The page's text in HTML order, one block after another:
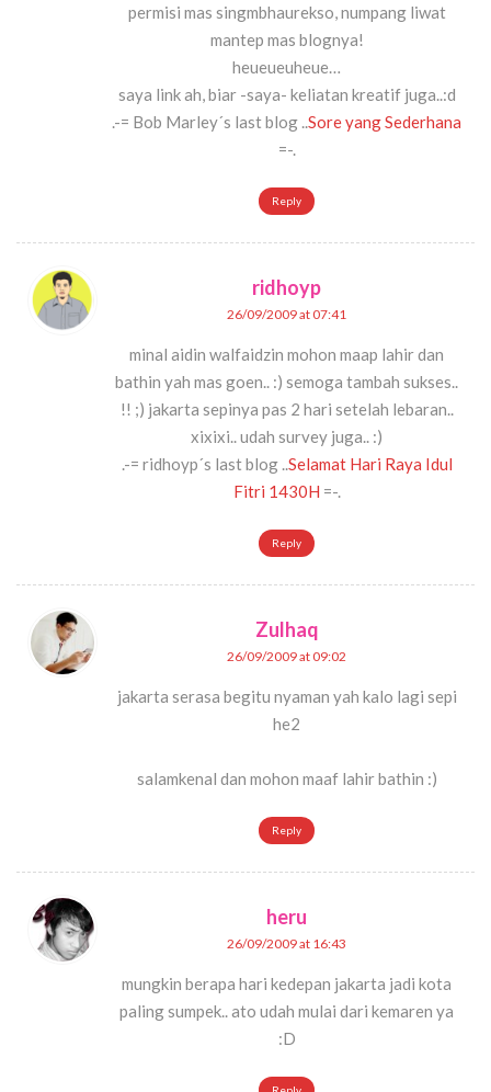
permisi mas singmbhaurekso, numpang liwat
mantep mas blognya!
heueueuheue…
saya link ah, biar -saya- keliatan kreatif juga..:d
.-= Bob Marley´s last blog ..Sore yang Sederhana
=-.
Reply
ridhoyp
26/09/2009 at 07:41
minal aidin walfaidzin mohon maap lahir dan
bathin yah mas goen.. :) semoga tambah sukses..
!! ;) jakarta sepinya pas 2 hari setelah lebaran..
xixixi.. udah survey juga.. :)
.-= ridhoyp´s last blog ..Selamat Hari Raya Idul
Fitri 1430H =-.
Reply
Zulhaq
26/09/2009 at 09:02
jakarta serasa begitu nyaman yah kalo lagi sepi
he2
salamkenal dan mohon maaf lahir bathin :)
Reply
heru
26/09/2009 at 16:43
mungkin berapa hari kedepan jakarta jadi kota
paling sumpek.. ato udah mulai dari kemaren ya
:D